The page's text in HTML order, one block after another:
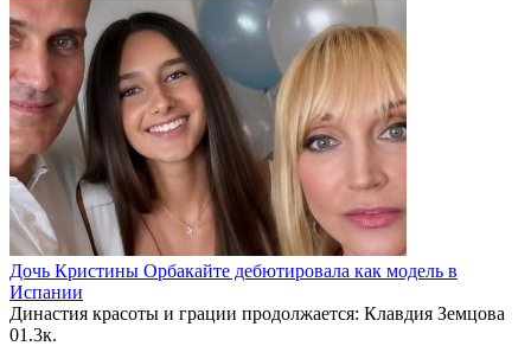
Дочь Кристины Орбакайте дебютировала как модель в
Испании
Династия красоты и грации продолжается: Клавдия Земцова
01.3к.